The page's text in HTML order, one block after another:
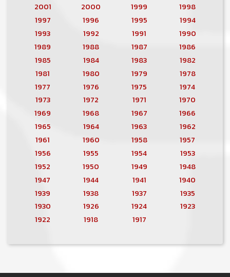
2001
2000 1999
1998
1997
1996 1995
1994
1993
1992 1991
1990
1989
1988 1987
1986
1985
1984 1983
1982
1981
1980 1979
1978
1977
1976 1975
1974
1973
1972 1971
1970
1969
1968 1967
1966
1965
1964 1963
1962
1961
1960 1958
1957
1956
1955 1954
1953
1952
1950 1949
1948
1947
1944 1941
1940
1939
1938 1937
1935
1930
1926 1924
1923
1922
1918 1917